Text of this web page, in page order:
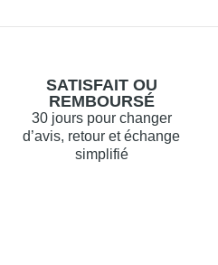
SATISFAIT OU
REMBOURSÉ
30 jours pour changer
d’avis, retour et échange
simplifié